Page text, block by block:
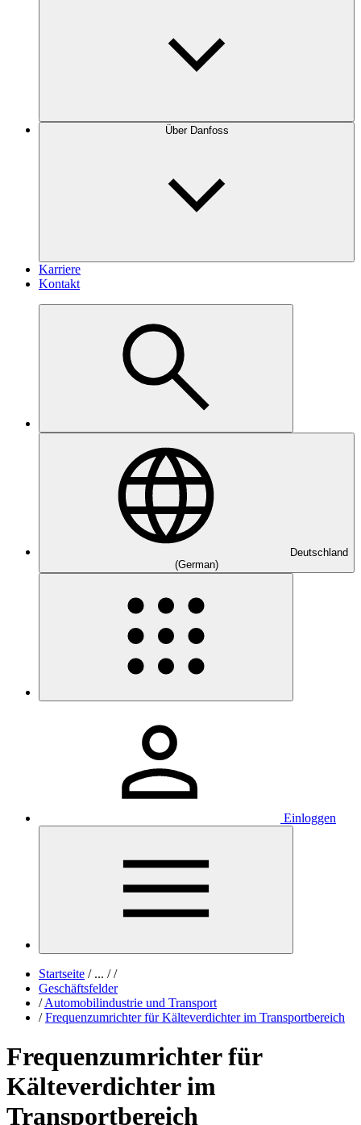
Über Danfoss
Karriere
Kontakt
Deutschland
(German)
Einloggen
Startseite /... / /
Geschäftsfelder
/ Automobilindustrie und Transport
/ Frequenzumrichter für Kälteverdichter im Transportbereich
Frequenzumrichter für
Kälteverdichter im
Transportbereich